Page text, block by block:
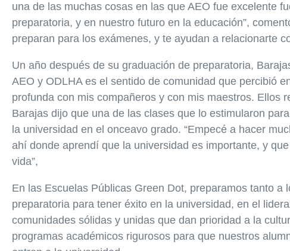
una de las muchas cosas en las que AEO fue excelente
preparatoria, y en nuestro futuro en la educación”,
preparan para los exámenes, y te ayudan a relacionarte
Un año después de su graduación de preparatoria,
AEO y ODLHA es el sentido de comunidad que percibió
profunda con mis compañeros y con mis maestros. Ellos
Barajas dijo que una de las clases que lo estimularon
la universidad en el onceavo grado. “Empecé a hacer
ahí donde aprendí que la universidad es importante, y
vida”,
En las Escuelas Públicas Green Dot, preparamos tanto
preparatoria para tener éxito en la universidad, en el
comunidades sólidas y unidas que dan prioridad a la
programas académicos rigurosos para que nuestros